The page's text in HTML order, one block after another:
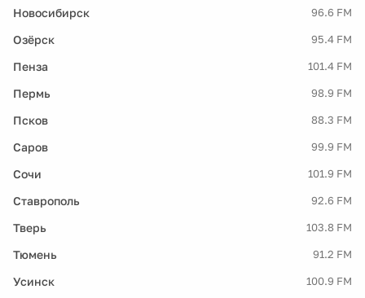
Новосибирск 96.6 FM
Озёрск 95.4 FM
Пенза 101.4 FM
Пермь 98.9 FM
Псков 88.3 FM
Саров 99.9 FM
Сочи 101.9 FM
Ставрополь 92.6 FM
Тверь 103.8 FM
Тюмень 91.2 FM
Усинск 100.9 FM